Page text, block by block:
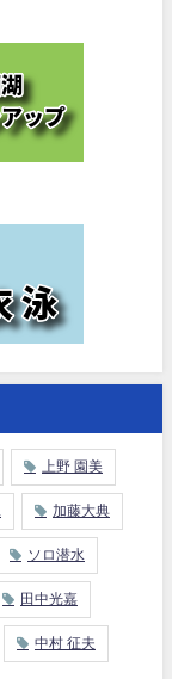
上野 園美
加藤大典
ソロ潜水
田中光嘉
中村 征夫